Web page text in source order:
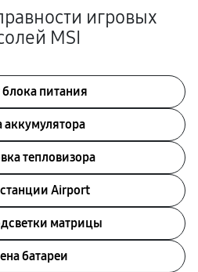
игровых
MSI
питания
аккумулятора
тепловизора
Airport
матрицы
батареи